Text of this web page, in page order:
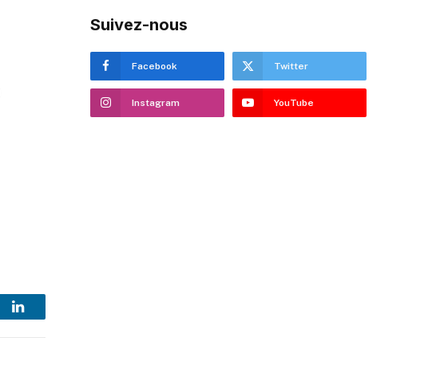
LinkedIn
Suivez-nous
Facebook Twitter
Instagram YouTube